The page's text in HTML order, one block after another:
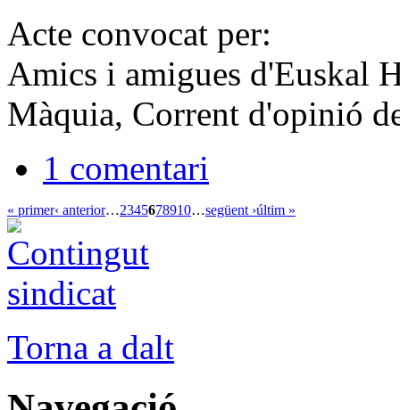
Acte convocat per:
Amics i amigues d'Euskal
Màquia, Corrent d'opinió
1 comentari
« primer‹ anterior…2345678910…següent ›últim »
Torna a dalt